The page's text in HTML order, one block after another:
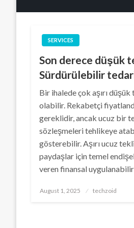
SERVICES
Son derece düşük
Sürdürülebilir
Bir ihalede çok aşırı
olabilir. Rekabetçi
gereklidir, ancak ucuz bir
sözleşmeleri tehlikeye
gösterebilir. Aşırı ucuz
paydaşlar için temel
veren finansal
Posted
August 1, 2025 techzoid